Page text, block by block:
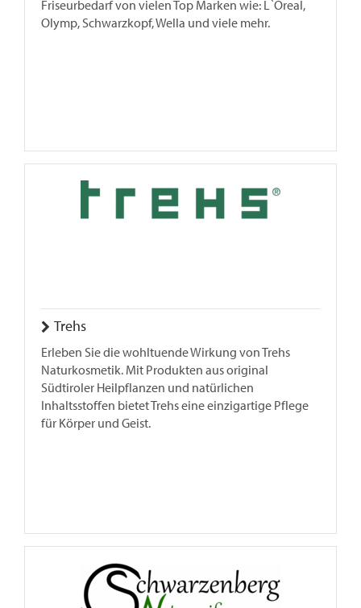
Friseurbedarf von vielen Top Marken wie: L`Oreal,
Olymp, Schwarzkopf, Wella und viele mehr.
Trehs
Erleben Sie die wohltuende Wirkung von Trehs
Naturkosmetik. Mit Produkten aus original
Südtiroler Heilpflanzen und natürlichen
Inhaltsstoffen bietet Trehs eine einzigartige Pflege
für Körper und Geist.